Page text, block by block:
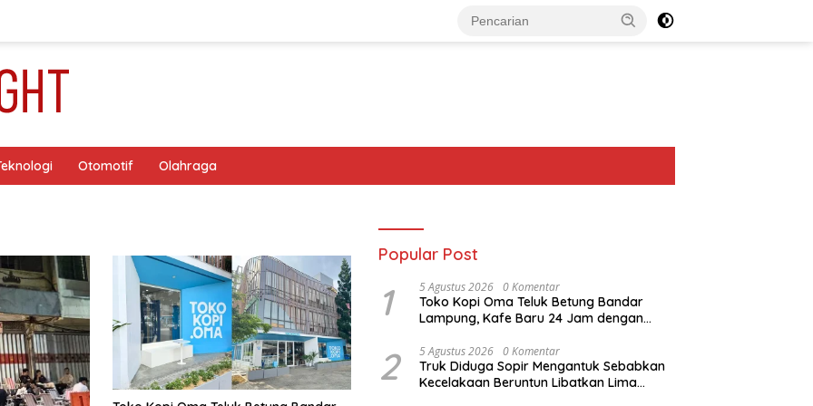
Otomotif Olahraga
Popular Post
1 5 Agustus 2026 0 Komentar
Toko Kopi Oma Teluk Betung Bandar
Lampung, Kafe Baru 24 Jam dengan
2 5 Agustus 2026 0 Komentar
Truk Diduga Sopir Mengantuk Sebabkan
Kecelakaan Beruntun Libatkan Lima